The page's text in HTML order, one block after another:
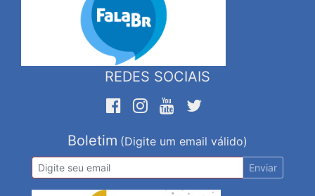
REDES SOCIAIS
Boletim (Digite um email válido)
Enviar